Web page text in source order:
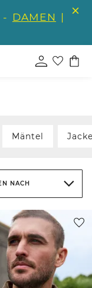
- DAMEN |
Mäntel
NACH